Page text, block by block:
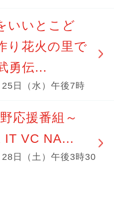
いいとこど
り花火の里で
勇伝...
日（水）午後7時
応援番組～
IT VC NA...
日（土）午後3時30